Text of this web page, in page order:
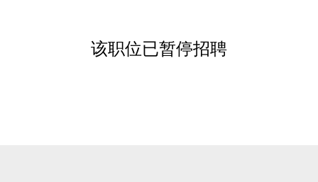
该职位已暂停招聘